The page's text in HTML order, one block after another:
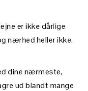
er ikke dårlige
nærhed heller ikke.
dine nærmeste,
ud blandt mange